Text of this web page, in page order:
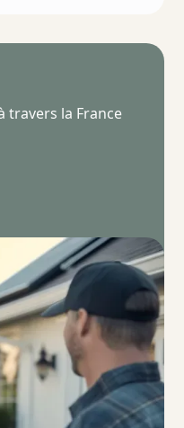
travers la France